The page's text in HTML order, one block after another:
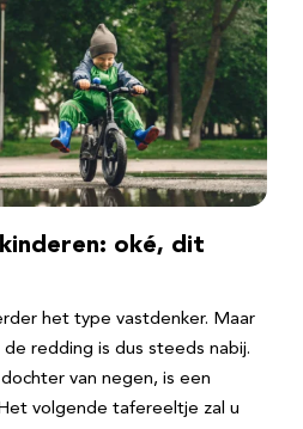
oké, dit
het type vastdenker. Maar
redding is dus steeds nabij.
van negen, is een
volgende tafereeltje zal u